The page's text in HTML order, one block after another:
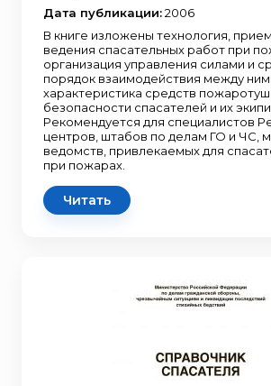
Дата публикации:2006
В книге изложены технология,
ведения спасательных работ при
организация управления силами и
порядок взаимодействия между
характеристика средств
безопасности спасателей и их
Рекомендуется для специалистов
центров, штабов по делам ГО и ЧС,
ведомств, привлекаемых для
при пожарах.
Читать